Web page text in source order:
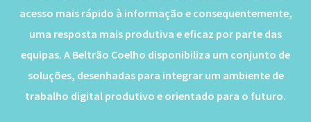
acesso mais rápido à informação e consequentemente,
uma resposta mais produtiva e eficaz por parte das
equipas. A Beltrão Coelho disponibiliza um conjunto de
soluções, desenhadas para integrar um ambiente de
trabalho digital produtivo e orientado para o futuro.